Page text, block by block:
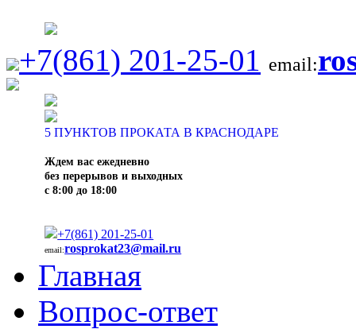
+7(861) 201-25-01 email:
5 ПУНКТОВ ПРОКАТА В КРАСНОДАРЕ
Ждем вас ежедневно
без перерывов и выходных
с 8:00 до 18:00
+7(861) 201-25-01
email:rosprokat23@mail.ru
Главная
Вопрос-ответ